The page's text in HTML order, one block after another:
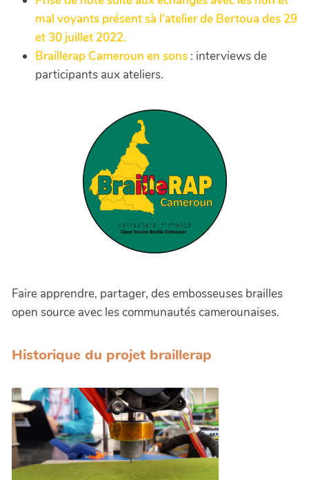
mal voyants présent sà l'atelier de Bertoua des 29
et 30 juillet 2022.
Braillerap Cameroun en sons : interviews de
participants aux ateliers.
Faire apprendre, partager, des embosseuses brailles
open source avec les communautés camerounaises.
Historique du projet braillerap